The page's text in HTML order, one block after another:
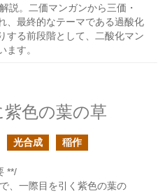
説。二価マンガンから三価・
、最終的なテーマである過酸化
する前段階として、二酸化マン
ます。
色の葉の草
光合成 稲作
**/
、一際目を引く紫色の葉の